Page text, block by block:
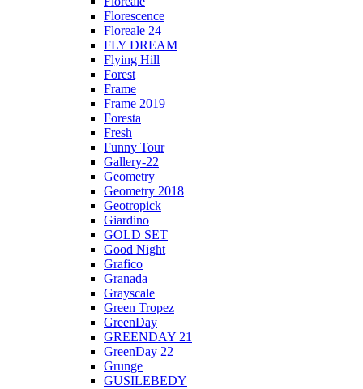
Florescence
Floreale 24
FLY DREAM
Flying Hill
Forest
Frame
Frame 2019
Foresta
Fresh
Funny Tour
Gallery-22
Geometry
Geometry 2018
Geotropick
Giardino
GOLD SET
Good Night
Grafico
Granada
Grayscale
Green Tropez
GreenDay
GREENDAY 21
GreenDay 22
Grunge
GUSILEBEDY